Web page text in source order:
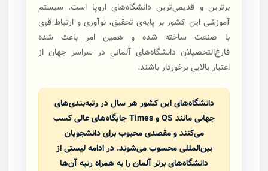
برترین و قدیمی‌ترین دانشگاه‌های اروپا است. سیستم
آموزشی این کشور بر پایه‌ی تحقیق، نوآوری و ارتباط قوی
با صنعت ساخته شده و همین امر باعث شده
فارغ‌التحصیلان دانشگاه‌های آلمانی در سراسر جهان از
اعتبار بالایی برخوردار باشند.
دانشگاه‌های این کشور هر سال در رتبه‌بندی‌های
جهانی مانند QS و Times جایگاه‌های عالی کسب
می‌کنند و مقصدی محبوب برای دانشجویان
بین‌المللی محسوب می‌شوند. در ادامه لیستی از
دانشگاه‌های برتر آلمان را به همراه رتبه آن‌ها